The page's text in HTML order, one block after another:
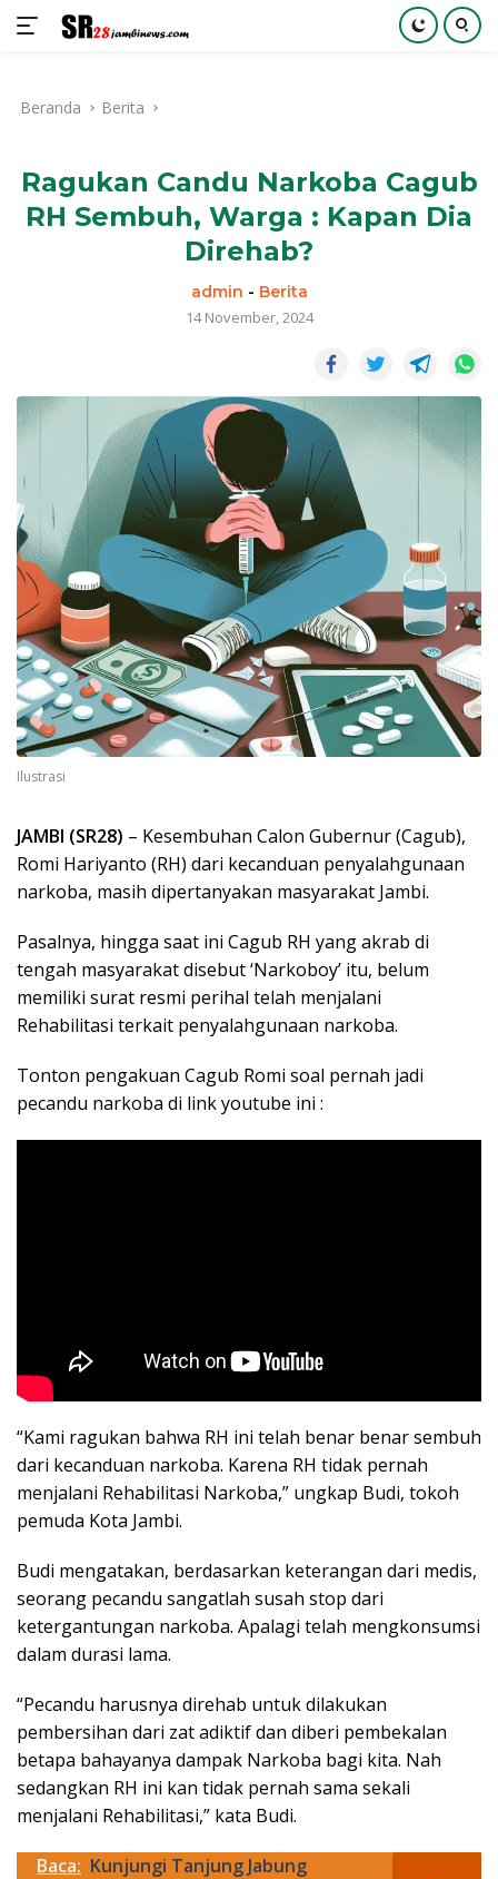
kontenBeranda Berita
Ragukan Candu Narkoba Cagub
RH Sembuh, Warga : Kapan Dia
Direhab?
admin - Berita
14 November, 2024
Ilustrasi
JAMBI (SR28) – Kesembuhan Calon Gubernur (Cagub),
Romi Hariyanto (RH) dari kecanduan penyalahgunaan
narkoba, masih dipertanyakan masyarakat Jambi.
Pasalnya, hingga saat ini Cagub RH yang akrab di
tengah masyarakat disebut ‘Narkoboy’ itu, belum
memiliki surat resmi perihal telah menjalani
Rehabilitasi terkait penyalahgunaan narkoba.
Tonton pengakuan Cagub Romi soal pernah jadi
pecandu narkoba di link youtube ini :
“Kami ragukan bahwa RH ini telah benar benar sembuh
dari kecanduan narkoba. Karena RH tidak pernah
menjalani Rehabilitasi Narkoba,” ungkap Budi, tokoh
pemuda Kota Jambi.
Budi mengatakan, berdasarkan keterangan dari medis,
seorang pecandu sangatlah susah stop dari
ketergantungan narkoba. Apalagi telah mengkonsumsi
dalam durasi lama.
“Pecandu harusnya direhab untuk dilakukan
pembersihan dari zat adiktif dan diberi pembekalan
betapa bahayanya dampak Narkoba bagi kita. Nah
sedangkan RH ini kan tidak pernah sama sekali
menjalani Rehabilitasi,” kata Budi.
Baca: Kunjungi Tanjung Jabung